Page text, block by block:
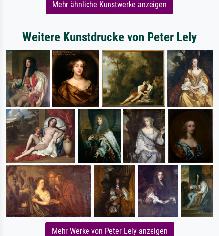
Mehr ähnliche Kunstwerke anzeigen
Weitere Kunstdrucke von Peter Lely
Mehr Werke von Peter Lely anzeigen